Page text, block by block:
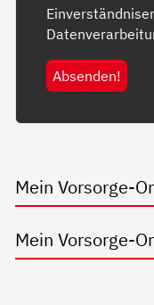
Absenden!
Mein Vorsorge-
Mein Vorsorge-